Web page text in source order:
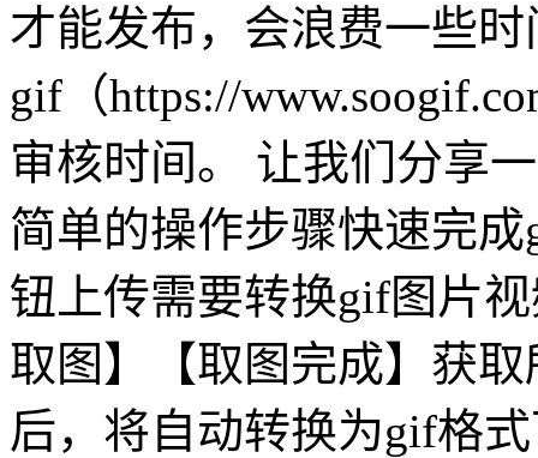
才能发布，会浪费一些
gif（https://
审核时间。 让我们分享
简单的操作步骤快速完
钮上传需要转换gif图片
取图】【取图完成】获
后，将自动转换为gif格